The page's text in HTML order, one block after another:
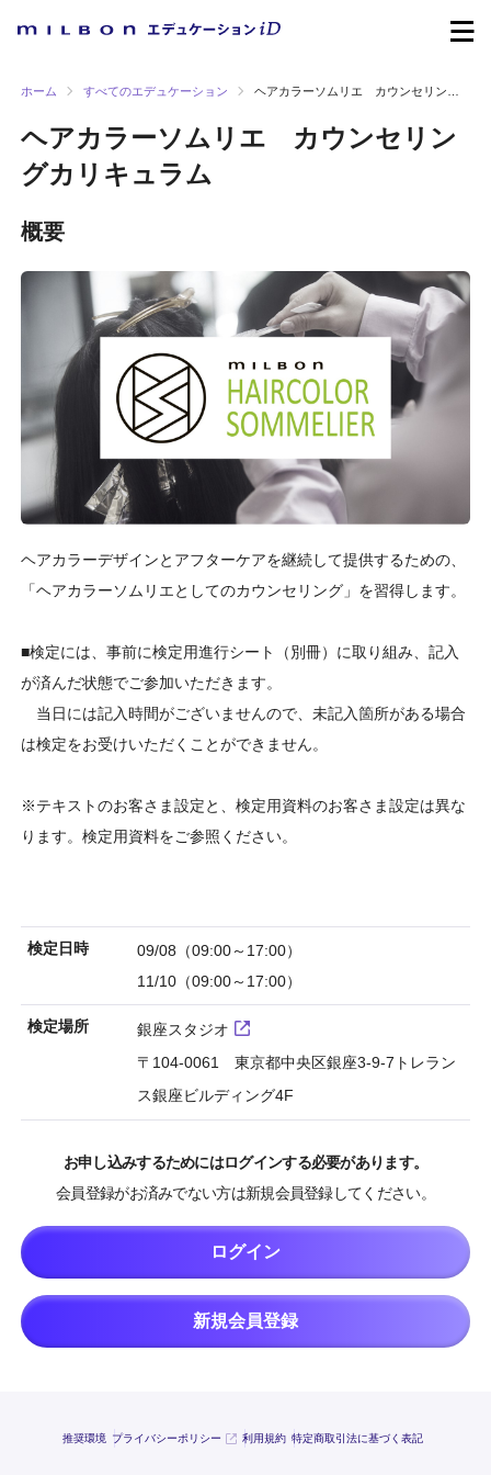
ホーム すべてのエデュケーション ヘアカラーソムリエ カウンセリングカリキュラム
ヘアカラーソムリエ カウンセリン
グカリキュラム
概要
ヘアカラーデザインとアフターケアを継続して提供するための、
「ヘアカラーソムリエとしてのカウンセリング」を習得します。
■検定には、事前に検定用進行シート（別冊）に取り組み、記入
が済んだ状態でご参加いただきます。
当日には記入時間がございませんので、未記入箇所がある場合
は検定をお受けいただくことができません。
※テキストのお客さま設定と、検定用資料のお客さま設定は異な
ります。検定用資料をご参照ください。
検定日時
09/08（09:00～17:00）
11/10（09:00～17:00）
検定場所
銀座スタジオ
〒104-0061 東京都中央区銀座3-9-7トレラン
ス銀座ビルディング4F
お申し込みするためにはログインする必要があります。
会員登録がお済みでない方は新規会員登録してください。
ログイン
新規会員登録
推奨環境 プライバシーポリシー 利用規約 特定商取引法に基づく表記